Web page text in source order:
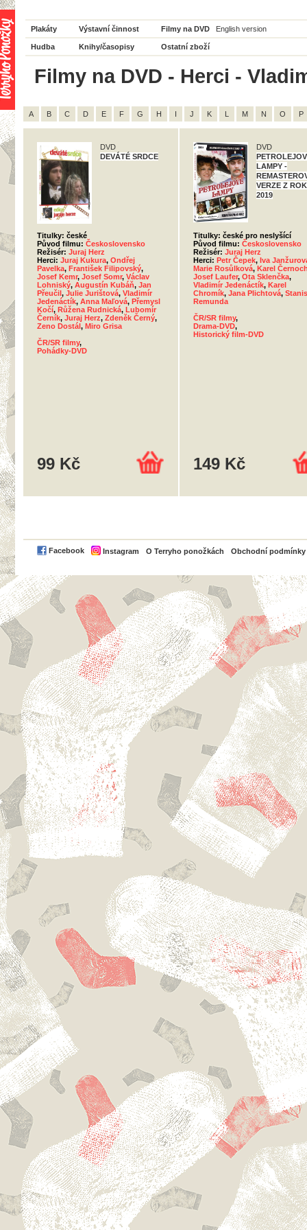
Plakáty Výstavní činnost Filmy na DVD English version
Hudba Knihy/časopisy Ostatní zboží
Filmy na DVD - Herci -
A B C D E F G H I J K L M N O P
DVD
DEVÁTÉ SRDCE
Titulky: české
Původ filmu: Československo
Režisér: Juraj Herz
Herci: Juraj Kukura, Ondřej
Pavelka, František Filipovský,
Josef Kemr, Josef Somr, Václav
Lohniský, Augustín Kubáň, Jan
Přeučil, Julie Jurištová, Vladimír
Jedenáctík, Anna Maľová, Přemysl
Kočí, Růžena Rudnická, Lubomír
Černík, Juraj Herz, Zdeněk Černý,
Zeno Dostál, Miro Grisa
ČR/SR filmy,
Pohádky-DVD
99 Kč
DVD
LAMPY -
VERZE Z
2019
Titulky: české pro neslyšící
Původ filmu: Československo
Režisér: Juraj Herz
Herci: Petr Čepek, Iva
Marie Rosůlková, Karel
Josef Laufer, Ota Sklenčka,
Vladimír Jedenáctík, Karel
Chromík, Jana Plichtová,
Remunda
ČR/SR filmy,
Drama-DVD,
Historický film-DVD
149 Kč
Facebook Instagram O Terryho ponožkách Obchodní podmínky
PayPal